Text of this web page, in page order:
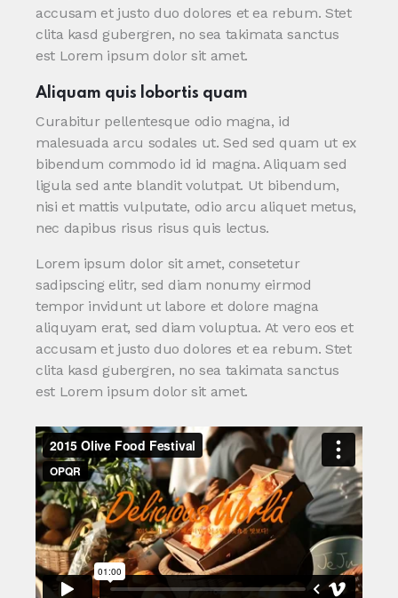
accusam et justo duo dolores et ea rebum. Stet
clita kasd gubergren, no sea takimata sanctus
est Lorem ipsum dolor sit amet.
Aliquam quis lobortis quam
Curabitur pellentesque odio magna, id
malesuada arcu sodales ut. Sed sed quam ut ex
bibendum commodo id id magna. Aliquam sed
ligula sed ante blandit volutpat. Ut bibendum,
nisi et mattis vulputate, odio arcu aliquet metus,
nec dapibus risus risus quis lectus.
Lorem ipsum dolor sit amet, consetetur
sadipscing elitr, sed diam nonumy eirmod
tempor invidunt ut labore et dolore magna
aliquyam erat, sed diam voluptua. At vero eos et
accusam et justo duo dolores et ea rebum. Stet
clita kasd gubergren, no sea takimata sanctus
est Lorem ipsum dolor sit amet.